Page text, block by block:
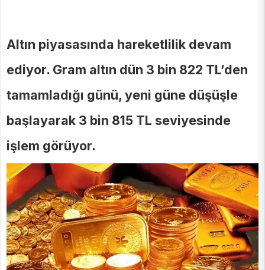
Altın piyasasında hareketlilik devam
ediyor. Gram altın dün 3 bin 822 TL’den
tamamladığı günü, yeni güne düşüşle
başlayarak 3 bin 815 TL seviyesinde
işlem görüyor.